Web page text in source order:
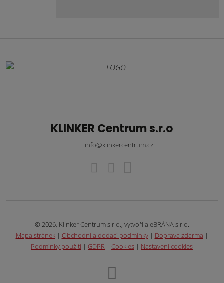
KLINKER Centrum s.r.o
info@klinkercentrum.cz
© 2026, Klinker Centrum s.r.o., vytvořila eBRÁNA s.r.o.
Mapa stránek| Obchodní a dodací podmínky| Doprava zdarma |
Podmínky použití | GDPR | Cookies | Nastavení cookies